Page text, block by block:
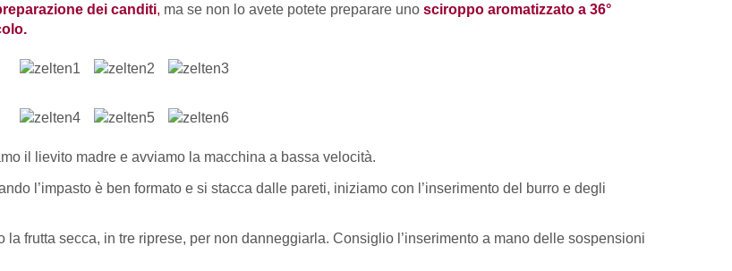
dei canditi, ma se non lo avete potete preparare uno sciroppo aromatizzato a 36°
il lievito madre e avviamo la macchina a bassa velocità.
l’impasto è ben formato e si stacca dalle pareti, iniziamo con l’inserimento del burro e degli
frutta secca, in tre riprese, per non danneggiarla. Consiglio l’inserimento a mano delle sospensioni